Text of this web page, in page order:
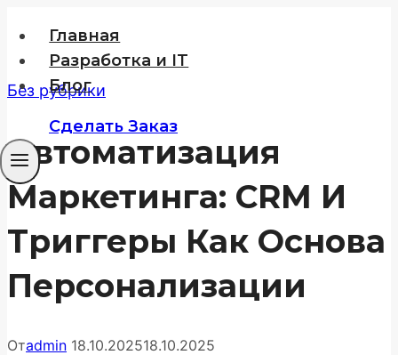
содержимому
Главная
Разработка и IT
Блог
Сделать Заказ
Без рубрики
Автоматизация
Маркетинга: CRM И
Триггеры Как Основа
Персонализации
Отadmin 18.10.202518.10.2025